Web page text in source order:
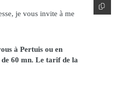
je vous invite à me
à Pertuis ou en
60 mn. Le tarif de la